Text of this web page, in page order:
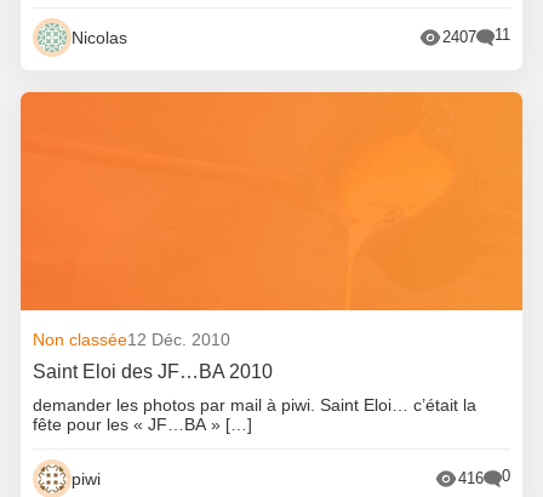
Nicolas 2407 11
Non classée12 Déc. 2010
Saint Eloi des JF…BA 2010
demander les photos par mail à piwi. Saint Eloi… c’était la
fête pour les « JF…BA » […]
piwi 416 0